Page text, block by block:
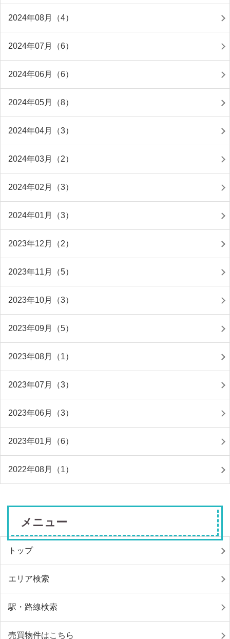
2024年08月（4）
2024年07月（6）
2024年06月（6）
2024年05月（8）
2024年04月（3）
2024年03月（2）
2024年02月（3）
2024年01月（3）
2023年12月（2）
2023年11月（5）
2023年10月（3）
2023年09月（5）
2023年08月（1）
2023年07月（3）
2023年06月（3）
2023年01月（6）
2022年08月（1）
メニュー
トップ
エリア検索
駅・路線検索
売買物件はこちら